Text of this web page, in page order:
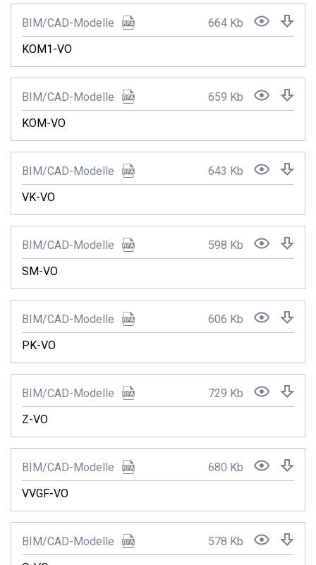
BIM/CAD-Modelle
KOM1-VO
664 Kb
BIM/CAD-Modelle
KOM-VO
659 Kb
BIM/CAD-Modelle
VK-VO
643 Kb
BIM/CAD-Modelle
SM-VO
598 Kb
BIM/CAD-Modelle
PK-VO
606 Kb
BIM/CAD-Modelle
Z-VO
729 Kb
BIM/CAD-Modelle
VVGF-VO
680 Kb
BIM/CAD-Modelle
578 Kb